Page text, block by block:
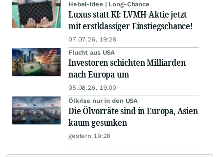
Hebel-Idee | Long-Chance
Luxus statt KI: LVMH-Aktie jetzt
mit erstklassiger Einstiegschance!
07.07.26, 19:28
Flucht aus USA
Investoren schichten Milliarden
nach Europa um
05.08.26, 19:00
Ölkrise nur in den USA
Die Ölvorräte sind in Europa, Asien
kaum gesunken
gestern 19:28